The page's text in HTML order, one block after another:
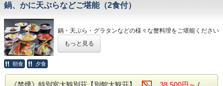
鍋、かに天ぷらなどご堪能（2食付）
鍋・天ぷら・グラタンなどの様々な蟹料理をご堪能ください
◎ホームページ特典コーヒーサービス◎
太平洋を眺める落ち着いた雰囲気のロビーでコーヒーをお楽
もっと見る
朝食 夕食
《禁煙》特別室大観別荘【別館大観荘】 38,500円～ /